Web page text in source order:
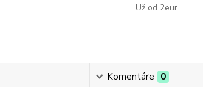
Už od 2eur
Komentáre 0